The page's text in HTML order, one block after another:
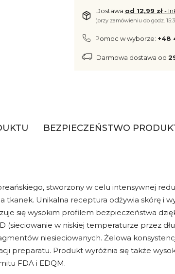
Dostawa od 12,99 zł-
(przy zamówieniu do godz.
Pomoc w wyborze: +48
Darmowa dostawa od
BEZPIECZEŃSTWO
stworzony w celu intensywnej
Unikalna receptura odżywia skórę i
się wysokim profilem bezpieczeństwa
(sieciowanie w niskiej temperaturze przez
niesieciowanych. Żelowa
preparatu. Produkt wyróżnia się także
FDA i EDQM.